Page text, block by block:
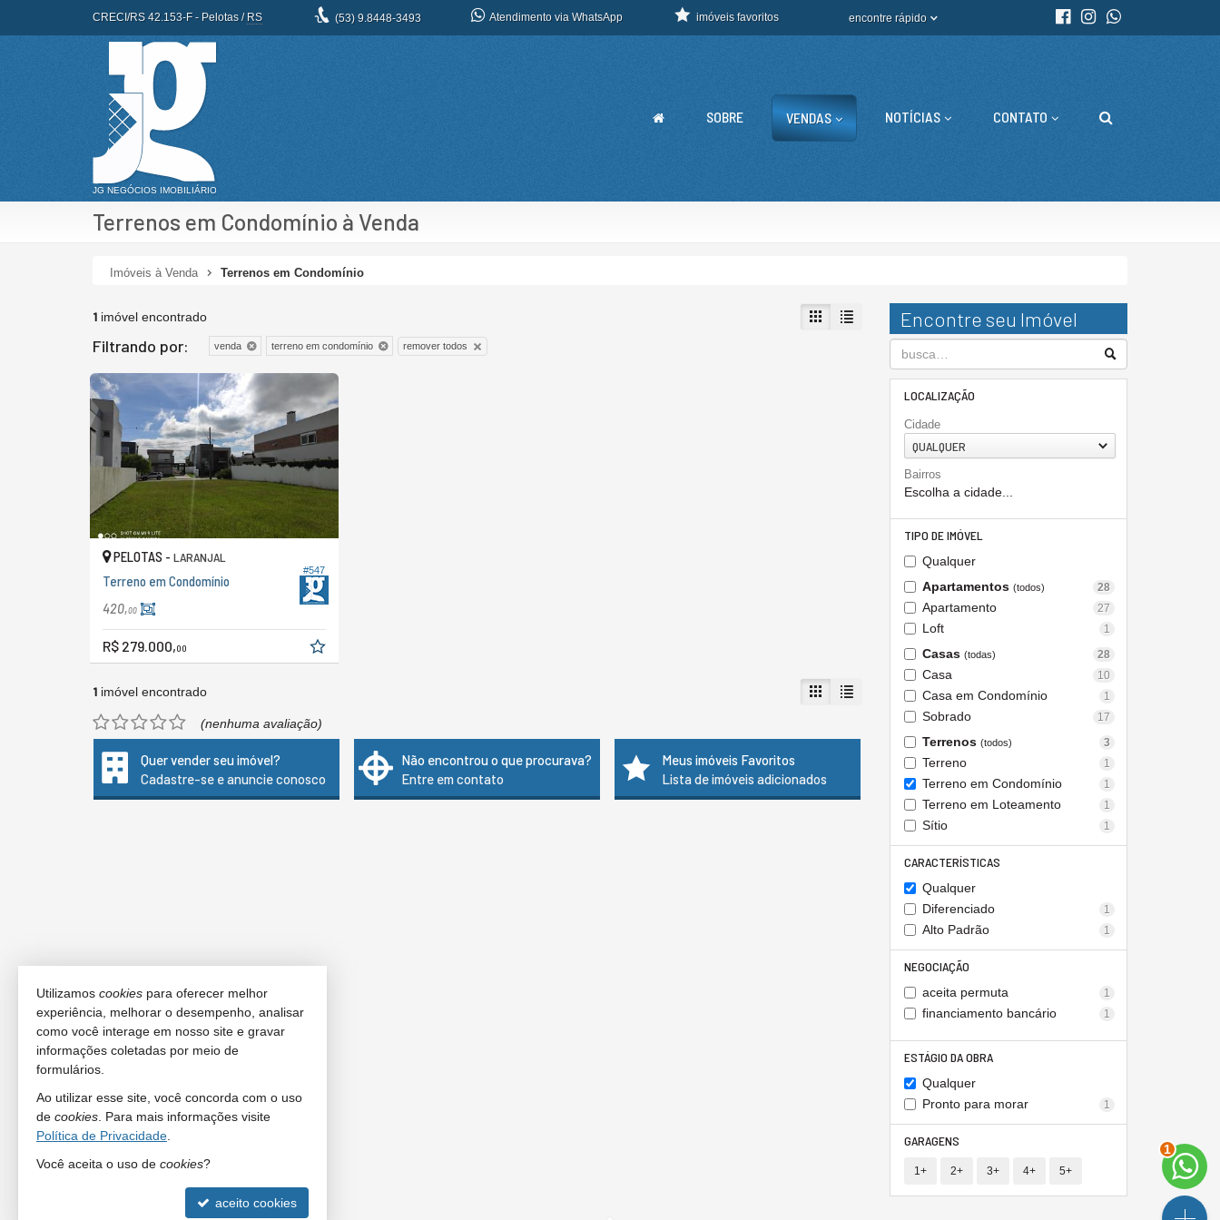
CRECI/RS 42.153-F - Pelotas / RS (53) 9.8448-3493 Atendimento via WhatsApp encontre rápido
imóveis favoritos
SOBRE VENDAS NOTÍCIAS CONTATO
Terrenos em Condomínio à Venda
Imóveis à Venda Terrenos em Condomínio
Encontre seu Imóvel
LOCALIZAÇÃO
Cidade
QUALQUER
Bairros
Escolha a cidade...
TIPO DE IMÓVEL
Qualquer
Apartamentos (todos) 28
Apartamento 27
Loft 1
Casas (todas) 28
Casa 10
Casa em Condomínio 1
Sobrado 17
Terrenos (todos) 3
Terreno 1
Terreno em Condomínio 1
Terreno em Loteamento 1
Sítio 1
CARACTERÍSTICAS
Qualquer
Diferenciado
1
Alto Padrão 1
NEGOCIAÇÃO
aceita permuta 1
financiamento bancário 1
ESTÁGIO DA OBRA
Qualquer
Pronto para morar
1
GARAGENS
1+ 2+ 3+ 4+ 5+
1 imóvel encontrado
Filtrando por: venda terreno em condomínio remover todos
#547
PELOTAS - LARANJAL
Terreno em Condomínio
420,00
R$ 279.000,00
1 imóvel encontrado
(nenhuma avaliação)
Quer vender seu imóvel?
Cadastre-se e anuncie conosco
Não encontrou o que procurava?
Entre em contato
Meus imóveis Favoritos
Lista de imóveis adicionados
1
Utilizamos cookies para oferecer melhor
experiência, melhorar o desempenho, analisar
como você interage em nosso site e gravar
informações coletadas por meio de
formulários.
Ao utilizar esse site, você concorda com o uso
de cookies . Para mais informações visite
Política de Privacidade
Você aceita o uso de cookies?
aceito cookies